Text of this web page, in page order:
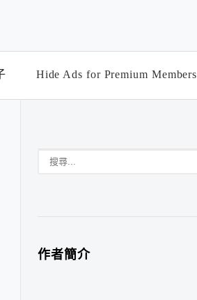
Hide Ads for Premium Members
作者簡介